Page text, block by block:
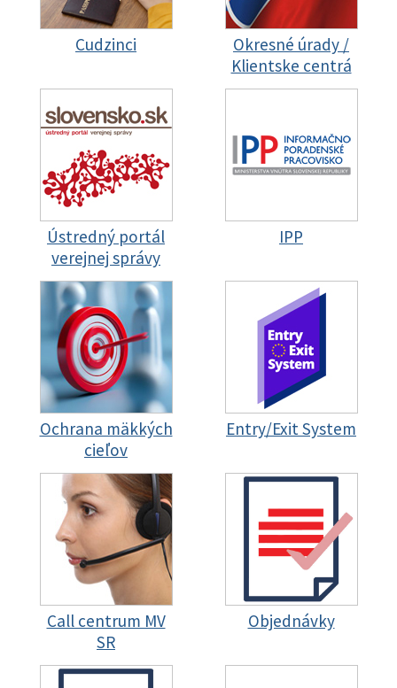
Cudzinci
Okresné úrady /
Klientske centrá
Ústredný portál
verejnej správy
IPP
Ochrana mäkkých
cieľov
Entry/Exit System
Call centrum MV
SR
Objednávky